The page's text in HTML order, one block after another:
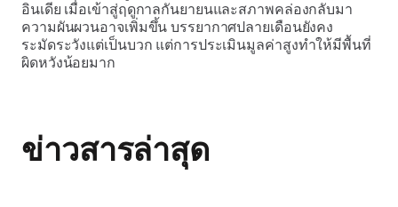
อินเดีย เมื่อเข้าสู่ฤดูกาลกันยายนและสภาพคล่องกลับมา
ความผันผวนอาจเพิ่มขึ้น บรรยากาศปลายเดือนยังคง
ระมัดระวังแต่เป็นบวก แต่การประเมินมูลค่าสูงทำให้มีพื้นที่
ผิดหวังน้อยมาก
ข่าวสารล่าสุด